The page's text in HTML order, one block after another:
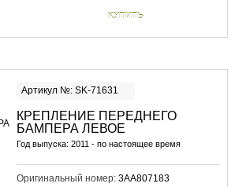
КУПИТЬ
Артикул №: SK-71631
КРЕПЛЕНИЕ ПЕРЕДНЕГО
БАМПЕРА ЛЕВОЕ
Год выпуска: 2011 - по настоящее время
Оригинальный номер: 3AA807183